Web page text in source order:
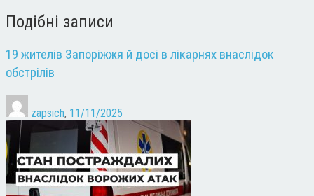
Подібні записи
19 жителів Запоріжжя й досі в лікарнях внаслідок
обстрілів
zapsich, 11/11/2025